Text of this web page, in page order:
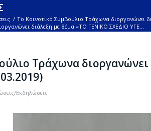
/ Το Κοινοτικό Συμβούλιο Τράχωνα διοργανώνει
διάλεξη με θέμα «ΤΟ ΓΕΝΙΚΟ ΣΧΕΔΙΟ ΥΓΕ...
Τράχωνα
Εκδηλώσεις